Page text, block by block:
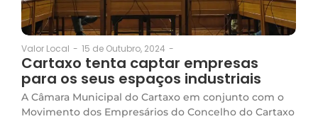
Valor Local - 15 de Outubro, 2024 -
Cartaxo tenta captar empresas
para os seus espaços industriais
A Câmara Municipal do Cartaxo em conjunto com o
Movimento dos Empresários do Concelho do Cartaxo